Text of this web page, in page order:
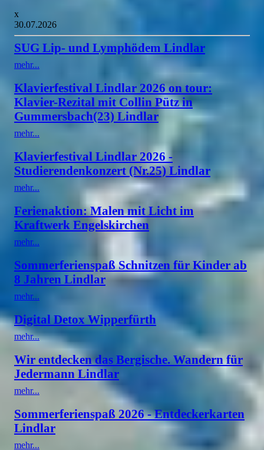
x
30.07.2026
SUG Lip- und Lymphödem Lindlar
mehr...
Klavierfestival Lindlar 2026 on tour:
Klavier-Rezital mit Collin Pütz in
Gummersbach(23) Lindlar
mehr...
Klavierfestival Lindlar 2026 -
Studierendenkonzert (Nr.25) Lindlar
mehr...
Ferienaktion: Malen mit Licht im
Kraftwerk Engelskirchen
mehr...
Sommerferienspaß Schnitzen für Kinder ab
8 Jahren Lindlar
mehr...
Digital Detox Wipperfürth
mehr...
Wir entdecken das Bergische. Wandern für
Jedermann Lindlar
mehr...
Sommerferienspaß 2026 - Entdeckerkarten
Lindlar
mehr...